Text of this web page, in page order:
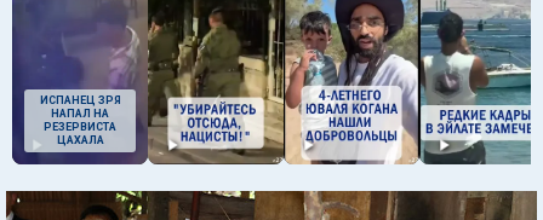
ИСПАНЕЦ ЗРЯ
НАПАЛ НА
РЕЗЕРВИСТА
ЦАХАЛА